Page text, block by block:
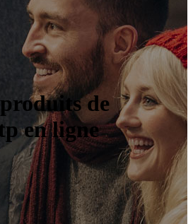
produits de
en ligne